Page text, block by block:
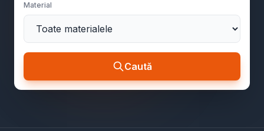
Material
Caută